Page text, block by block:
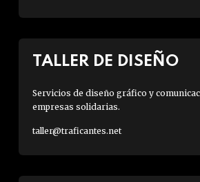
TALLER DE DISEÑO
Servicios de diseño gráfico y
empresas solidarias.
taller@traficantes.net